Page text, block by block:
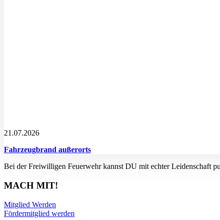
21.07.2026
Fahrzeugbrand außerorts
Bei der Freiwilligen Feuerwehr kannst DU mit echter Leidenschaft
MACH MIT!
Mitglied Werden
Fördermitglied werden